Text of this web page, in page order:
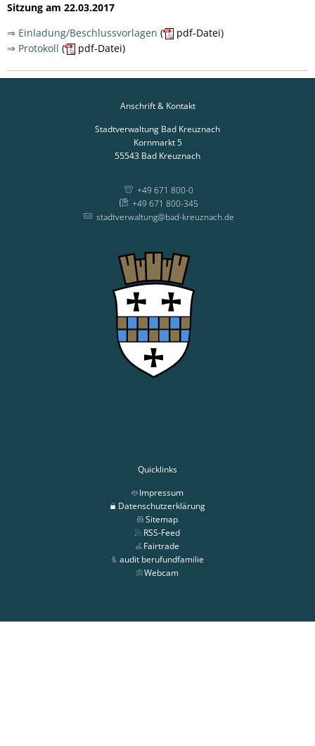
Sitzung am 22.03.2017
⇒ Einladung/Beschlussvorlagen (
pdf-Datei)
⇒ Protokoll ( pdf-Datei)
Anschrift & Kontakt
Stadtverwaltung Bad Kreuznach
Kornmarkt 5
55543 Bad Kreuznach
+49 671 800-0
+49 671 800-345
stadtverwaltung@bad-kreuznach.de
Quicklinks
Impressum
Datenschutzerklärung
Sitemap
RSS-Feed
Fairtrade
audit berufundfamilie
Webcam